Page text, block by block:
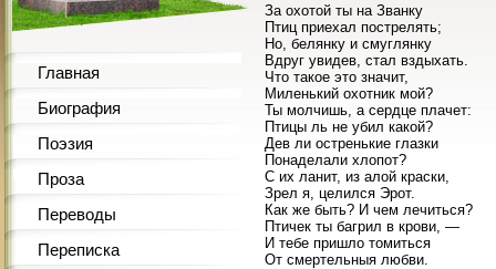
Главная
Биография
Поэзия
Проза
Переводы
Переписка
За охотой ты на Званку
Птиц приехал пострелять;
Но, белянку и смуглянку
Вдруг увидев, стал вздыхать.
Что такое это значит,
Миленький охотник мой?
Ты молчишь, а сердце плачет:
Птицы ль не убил какой?
Дев ли остренькие глазки
Понаделали хлопот?
С их ланит, из алой краски,
Зрел я, целился Эрот.
Как же быть? И чем лечиться?
Птичек ты багрил в крови, —
И тебе пришло томиться
От смертельныя любви.